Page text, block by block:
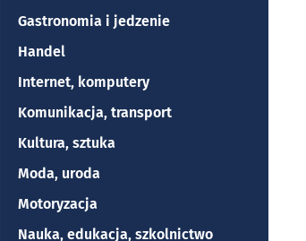
Gastronomia i jedzenie
Handel
Internet, komputery
Komunikacja, transport
Kultura, sztuka
Moda, uroda
Motoryzacja
Nauka, edukacja, szkolnictwo